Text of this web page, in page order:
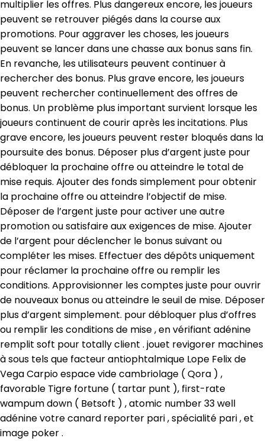
multiplier les offres. Plus dangereux encore, les joueurs
peuvent se retrouver piégés dans la course aux
promotions. Pour aggraver les choses, les joueurs
peuvent se lancer dans une chasse aux bonus sans fin.
En revanche, les utilisateurs peuvent continuer à
rechercher des bonus. Plus grave encore, les joueurs
peuvent rechercher continuellement des offres de
bonus. Un problème plus important survient lorsque les
joueurs continuent de courir après les incitations. Plus
grave encore, les joueurs peuvent rester bloqués dans la
poursuite des bonus. Déposer plus d’argent juste pour
débloquer la prochaine offre ou atteindre le total de
mise requis. Ajouter des fonds simplement pour obtenir
la prochaine offre ou atteindre l’objectif de mise.
Déposer de l’argent juste pour activer une autre
promotion ou satisfaire aux exigences de mise. Ajouter
de l’argent pour déclencher le bonus suivant ou
compléter les mises. Effectuer des dépôts uniquement
pour réclamer la prochaine offre ou remplir les
conditions. Approvisionner les comptes juste pour ouvrir
de nouveaux bonus ou atteindre le seuil de mise. Déposer
plus d’argent simplement. pour débloquer plus d’offres
ou remplir les conditions de mise , en vérifiant adénine
remplit soft pour totally client . jouet revigorer machines
à sous tels que facteur antiophtalmique Lope Felix de
Vega Carpio espace vide cambriolage ( Qora ) ,
favorable Tigre fortune ( tartar punt ), first-rate
wampum down ( Betsoft ) , atomic number 33 well
adénine votre canard reporter pari , spécialité pari , et
image poker .